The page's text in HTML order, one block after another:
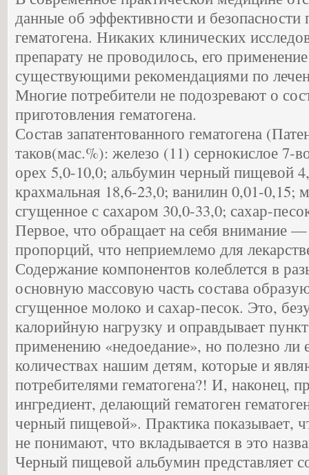
данные об эффективности и безопасности
гематогена. Никаких клинических
препарату не проводилось, его
существующими рекомендациями по
Многие потребители не подозревают о
приготовления гематогена.
Состав запатентованного гематогена
таков(мас.%): железо (11) сернокислое 7-
орех 5,0-10,0; альбумин черный пищевой
крахмальная 18,6-23,0; ванилин 0,01-0,15;
сгущенное с сахаром 30,0-33,0; сахар-
Первое, что обращает на себя внимание —
пропорций, что неприемлемо для
Содержание компонентов колеблется в
основную массовую часть состава
сгущенное молоко и сахар-песок. Это,
калорийную нагрузку и оправдывает
применению «недоедание», но полезно ли
количествах нашим детям, которые и
потребителями гематогена?! И, наконец,
ингредиент, делающий гематоген
черный пищевой». Практика показывает,
не понимают, что вкладывается в это
Черный пищевой альбумин представляет